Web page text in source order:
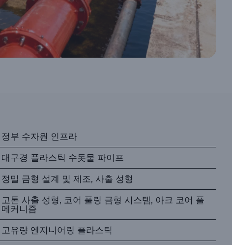
정부 수자원 인프라
대구경 플라스틱 수돗물 파이프
정밀 금형 설계 및 제조, 사출 성형
고톤 사출 성형, 코어 풀링 금형 시스템, 아크 코어 풀
메커니즘
고유량 엔지니어링 플라스틱